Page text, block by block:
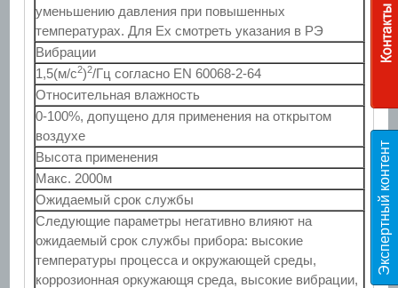
Э
к
с
п
е
р
т
н
ы
й
к
о
н
т
е
н
т
T
E
S
уменьшению давления при повышенных
температурах. Для Ex смотреть указания в РЭ
Вибрации
1,5(м/c2)2/Гц согласно EN 60068-2-64
Относительная влажность
0-100%, допущено для применения на открытом
воздухе
Высота применения
Макс. 2000м
Ожидаемый срок службы
Следующие параметры негативно влияют на
ожидаемый срок службы прибора: высокие
температуры процесса и окружающей среды,
коррозионная оркужающя среда, высокие вибрации,